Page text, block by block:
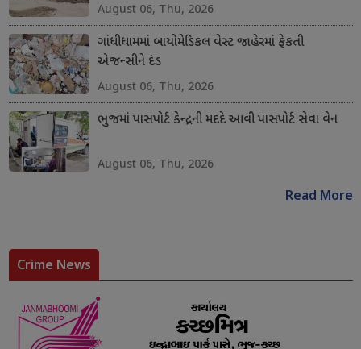
August 06, Thu, 2026
ગાંધીધામમાં બાયોમેડિકલ વેસ્ટ જાહેરમાં ફેકતી
એજન્સીને દંડ
August 06, Thu, 2026
ભુજમાં પાસપોર્ટ કેન્દ્રની મદદે આવી પાસપોર્ટ સેવા વેન
August 06, Thu, 2026
Read More
Crime News